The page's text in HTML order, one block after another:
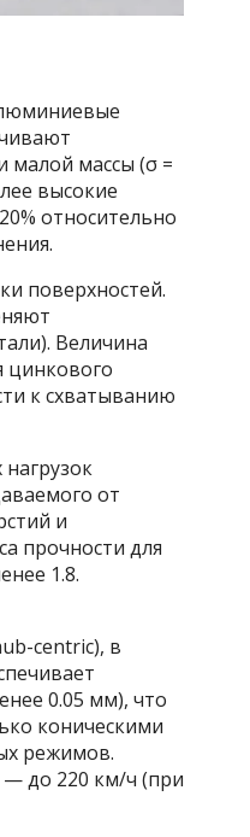
малой массы (σ =
высокие
относительно
поверхностей.
Величина
цинкового
к схватыванию
от
и
прочности для
1.8.
centric), в
0.05 мм), что
коническими
режимов.
— до 220 км/ч (при